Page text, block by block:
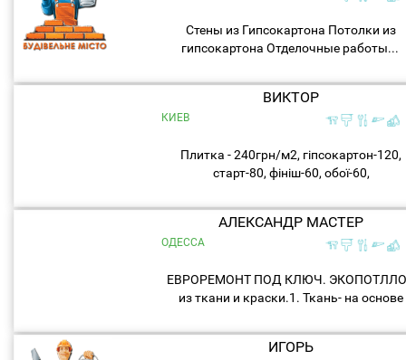
Стены из Гипсокартона Потолки из
гипсокартона Отделочные работы...
ВИКТОР
КИЕВ
Плитка - 240грн/м2, гіпсокартон-120,
старт-80, фініш-60, обої-60,
електрика-50грн, точка,теплий пол -
120....
АЛЕКСАНДР МАСТЕР
ОДЕССА
ЕВРОРЕМОНТ ПОД КЛЮЧ.
из ткани и краски.1. Ткань- на основе
парашютной..абсолютно безопасный
прочный материал..2. Краска
ИГОРЬ